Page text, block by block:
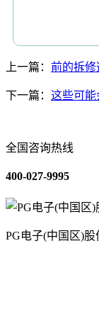
上一篇： 前的拆修
下一篇： 这些可能
全国咨询热线
400-027-9995
PG电子(中国区)